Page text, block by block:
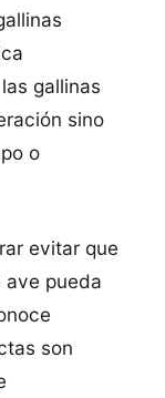
gallinas
sino
o
evitar que
ave pueda
son